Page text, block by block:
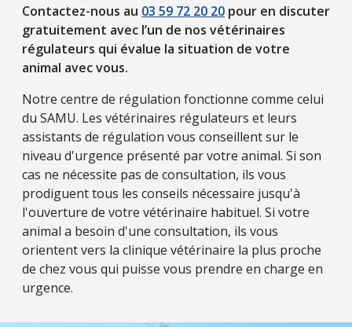
Contactez-nous au 03 59 72 20 20 pour en discuter
gratuitement avec l’un de nos vétérinaires
régulateurs qui évalue la situation de votre
animal avec vous.
Notre centre de régulation fonctionne comme celui
du SAMU. Les vétérinaires régulateurs et leurs
assistants de régulation vous conseillent sur le
niveau d'urgence présenté par votre animal. Si son
cas ne nécessite pas de consultation, ils vous
prodiguent tous les conseils nécessaire jusqu'à
l'ouverture de votre vétérinaire habituel. Si votre
animal a besoin d'une consultation, ils vous
orientent vers la clinique vétérinaire la plus proche
de chez vous qui puisse vous prendre en charge en
urgence.